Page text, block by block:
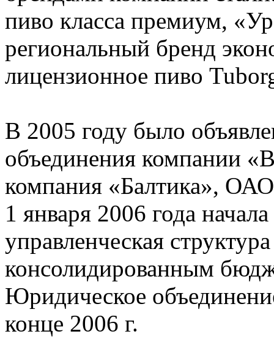
пиво класса премиум,
региональный бренд
лицензионное пиво
В 2005 году было
объединения компании
компания «Балтика»,
1 января 2006 года
управленческая
консолидированным
Юридическое
конце 2006 г.